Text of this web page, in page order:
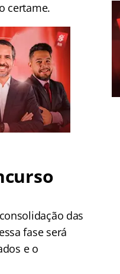
certame.
das
fase será
e o